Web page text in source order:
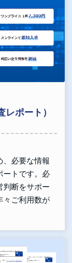
ポート）
、必要な情報
ートです。必
判断をサポー
々ご利用数が